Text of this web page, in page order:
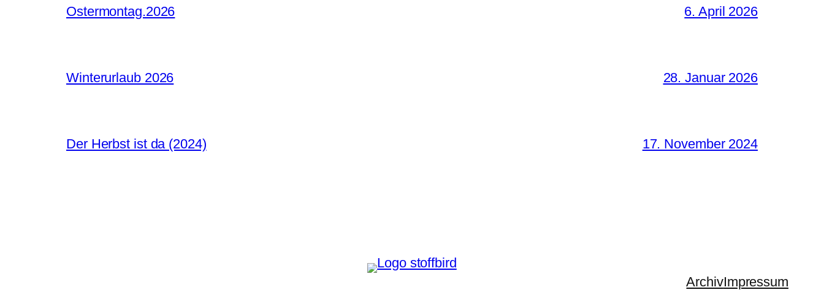
Ostermontag.2026 6. April 2026
Winterurlaub 2026 28. Januar 2026
Der Herbst ist da (2024) 17. November 2024
ArchivImpressum